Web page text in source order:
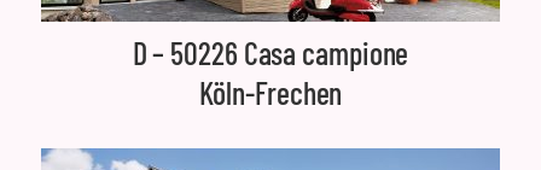
D – 50226 Casa campione
Köln-Frechen